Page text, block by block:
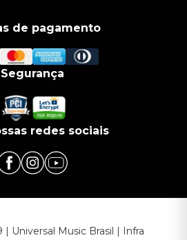
de pagamento
Segurança
redes sociais
| Universal Music Brasil | Infra